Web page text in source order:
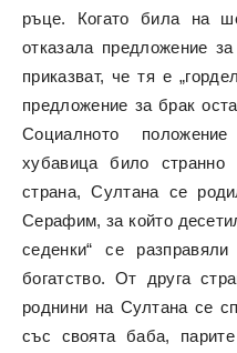
ръце. Когато била на
отказала предложение
приказват, че тя е
предложение за брак
Социалното
хубавица било
страна, Султана се
Серафим, за който
седенки“ се
богатство. От друга
роднини на Султана се
със своята баба,